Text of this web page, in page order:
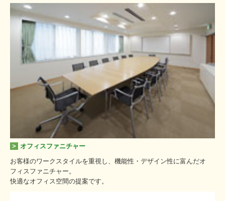
> オフィスファニチャー
お客様のワークスタイルを重視し、機能性・デザイン性に富んだオ
フィスファニチャー。
快適なオフィス空間の提案です。